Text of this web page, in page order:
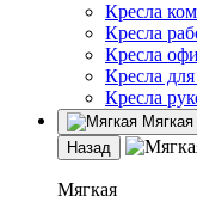
Кресла
Кресла
Кресла
Кресла
Кресла
Мягкая
Назад
Мягкая